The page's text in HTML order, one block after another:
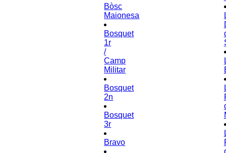
Bòsc
Maionesa
Bosquet
1r
/
Camp
Militar
Bosquet
2n
Bosquet
3r
Bravo